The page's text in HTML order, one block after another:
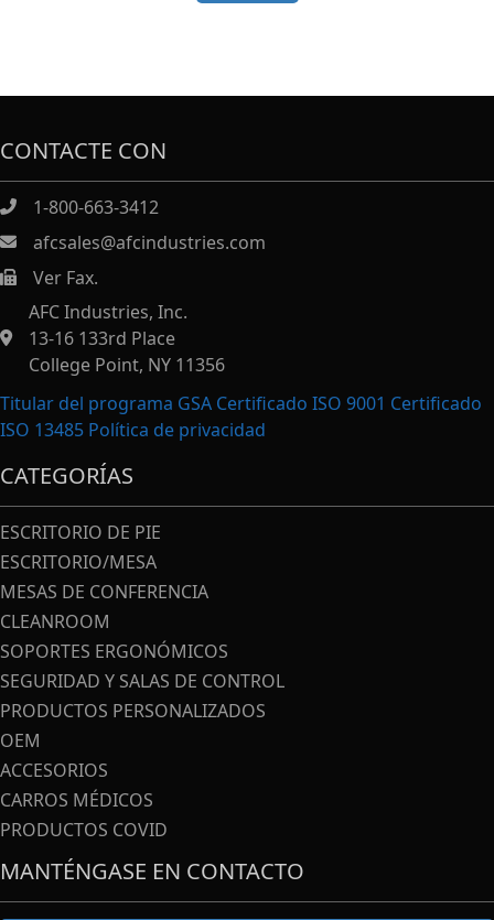
CONTACTE CON
1-800-663-3412
afcsales@afcindustries.com
https://afcindustries.com/contact/#:~:text=Fax
Ver Fax.
AFC Industries, Inc.
13-16 133rd Place
College Point, NY 11356
Titular del programa GSA Certificado ISO 9001 Certificado
ISO 13485 Política de privacidad
CATEGORÍAS
ESCRITORIO DE PIE
ESCRITORIO/MESA
MESAS DE CONFERENCIA
CLEANROOM
SOPORTES ERGONÓMICOS
SEGURIDAD Y SALAS DE CONTROL
PRODUCTOS PERSONALIZADOS
OEM
ACCESORIOS
CARROS MÉDICOS
PRODUCTOS COVID
MANTÉNGASE EN CONTACTO